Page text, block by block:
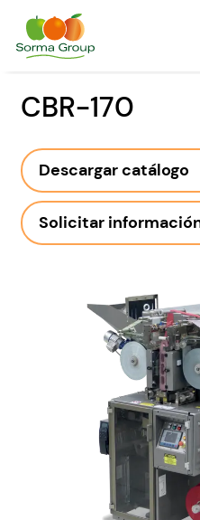
CBR-170
Descargar catálogo
Solicitar